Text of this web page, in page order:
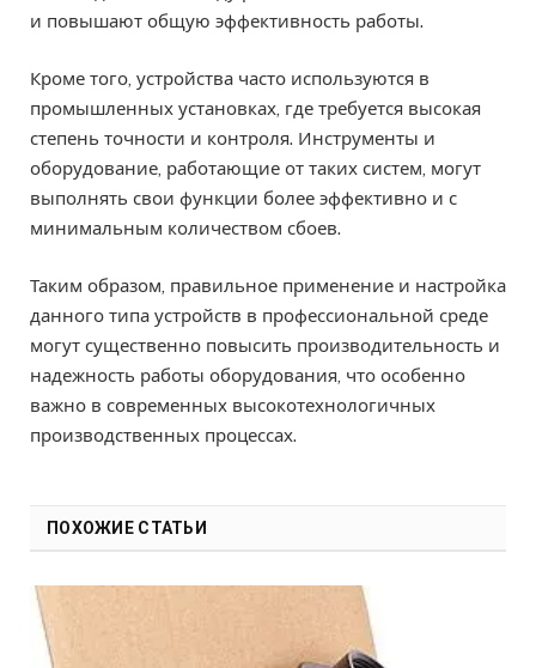
и повышают общую эффективность работы.
Кроме того, устройства часто используются в
промышленных установках, где требуется высокая
степень точности и контроля. Инструменты и
оборудование, работающие от таких систем, могут
выполнять свои функции более эффективно и с
минимальным количеством сбоев.
Таким образом, правильное применение и настройка
данного типа устройств в профессиональной среде
могут существенно повысить производительность и
надежность работы оборудования, что особенно
важно в современных высокотехнологичных
производственных процессах.
ПОХОЖИЕ СТАТЬИ